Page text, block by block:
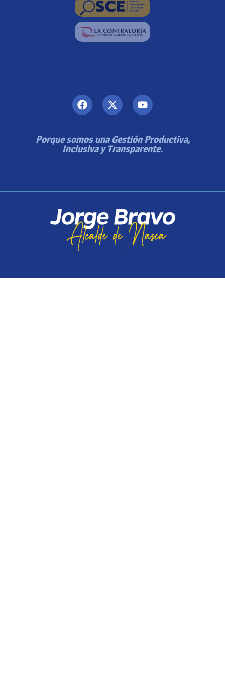
Porque somos una Gestión Productiva,
Inclusiva y Transparente.